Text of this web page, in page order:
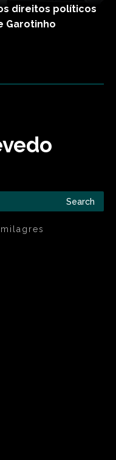
direitos políticos
Garotinho
Search